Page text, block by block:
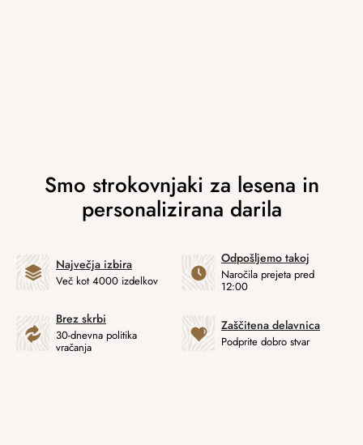
Največja izbira
Več kot 4000 izdelkov
Odpošljemo takoj
Naročila prejeta pred
12:00
Brez skrbi
30-dnevna politika
vračanja
Zaščitena delavnica
Podprite dobro stvar